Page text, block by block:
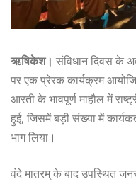
ऋषिकेश। संविधान दिवस के
पर एक प्रेरक कार्यक्रम
आरती के भावपूर्ण माहौल में
हुई, जिसमें बड़ी संख्या में
भाग लिया।
वंदे मातरम् के बाद उपस्थित